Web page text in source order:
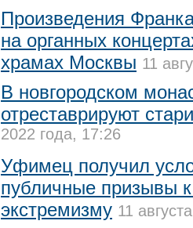
Произведения
на органных
храмах Москвы 11
В новгородском
отреставрируют
2022 года, 17:26
Уфимец получил
публичные призывы
экстремизму 11